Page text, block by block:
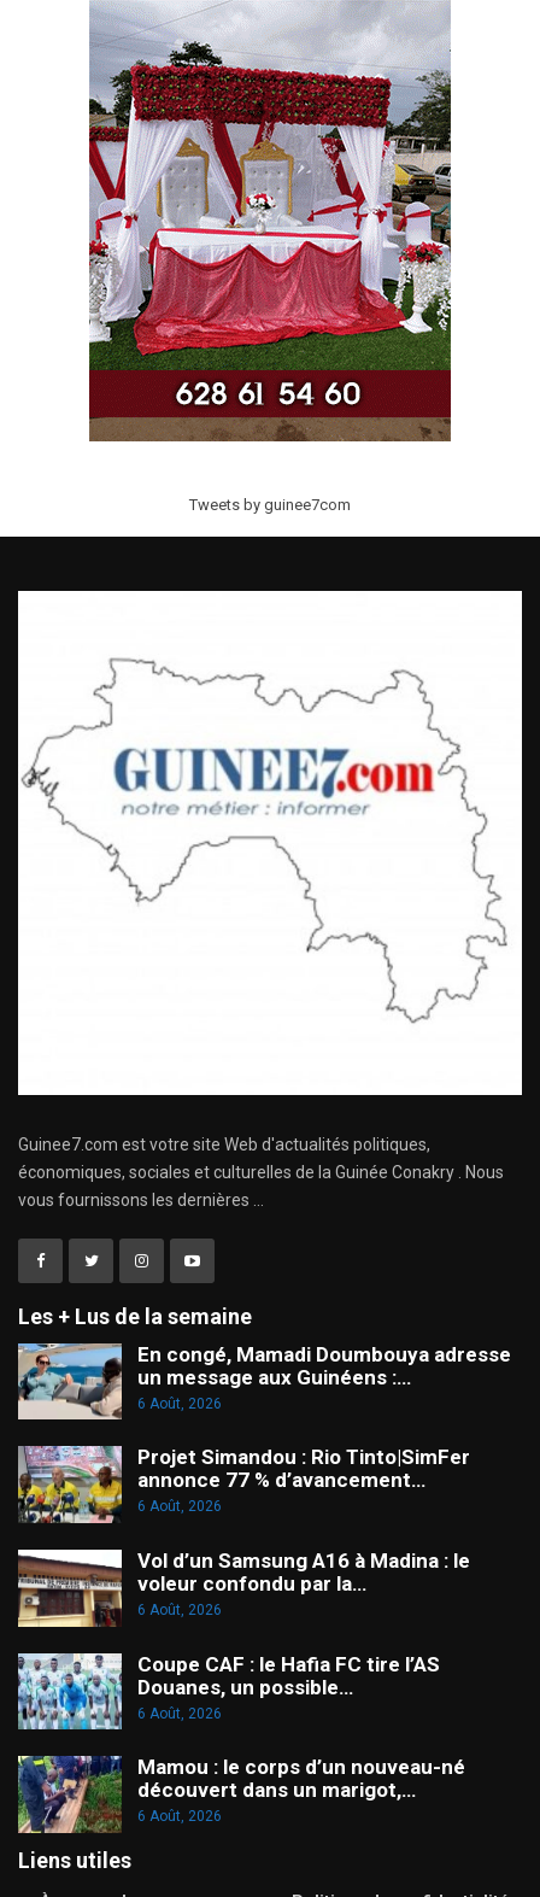
Tweets by guinee7com
Guinee7.com est votre site Web d'actualités politiques,
économiques, sociales et culturelles de la Guinée Conakry . Nous
vous fournissons les dernières ...
Les + Lus de la semaine
En congé, Mamadi Doumbouya adresse
un message aux Guinéens :…
6 Août, 2026
Projet Simandou : Rio Tinto|SimFer
annonce 77 % d’avancement…
6 Août, 2026
Vol d’un Samsung A16 à Madina : le
voleur confondu par la…
6 Août, 2026
Coupe CAF : le Hafia FC tire l’AS
Douanes, un possible…
6 Août, 2026
Mamou : le corps d’un nouveau-né
découvert dans un marigot,…
6 Août, 2026
Liens utiles